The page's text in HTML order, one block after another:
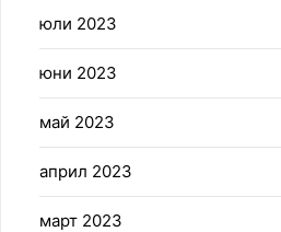
юли 2023
юни 2023
май 2023
април 2023
март 2023